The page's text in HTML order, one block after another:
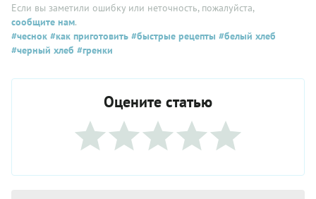
Если вы заметили ошибку или неточность, пожалуйста,
сообщите нам.
#чеснок #как приготовить #быстрые рецепты #белый хлеб
#черный хлеб #гренки
Оцените статью